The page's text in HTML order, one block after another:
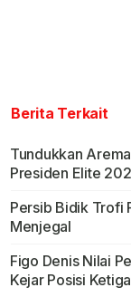
Berita Terkait
Tundukkan
Presiden Elite
Persib Bidik Trofi
Menjegal
Figo Denis Nilai
Kejar Posisi